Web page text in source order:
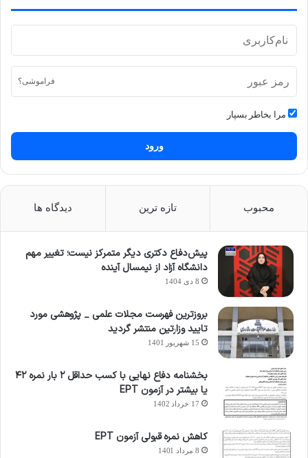
فراموشی؟
مرا بخاطر بسپار
ورود
محبوب تازه ترین دیدگاه ها
پیش‌دفاع دکتری دیگر متمرکز نیست؛ تغییر مهم
دانشگاه آزاد از نیمسال آینده
8 دی 1404
بروزترین فهرست مجلات علمی _ پژوهشی مورد
تایید وزارتین منتشر گردید
15 شهریور 1401
بخشنامه دفاع نهایی با کسب حداقل ۲ بار نمره ۴۲
یا بیشتر در آزمون EPT
17 خرداد 1402
کاهش نمره قبولی آزمون EPT
8 مرداد 1401